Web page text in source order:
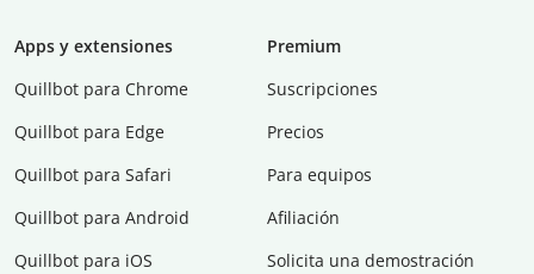
Apps y extensiones
Quillbot para Chrome
Quillbot para Edge
Quillbot para Safari
Quillbot para Android
Quillbot para iOS
Premium
Suscripciones
Precios
Para equipos
Afiliación
Solicita una demostración